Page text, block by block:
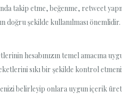
takip etme, beğenme, retweet
doğru şekilde kullanılması
hesabınızın temel amacına
sıkı bir şekilde kontrol
belirleyip onlara uygun içerik